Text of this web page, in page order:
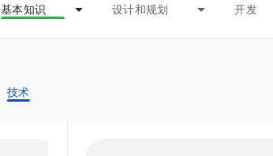
基本知识 设计和规划 开发
技术